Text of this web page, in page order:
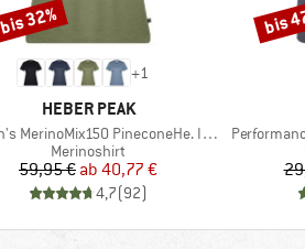
+1
MARKE
HEBER PEAK
MerinoMix150 PineconeHe. II T-Shirt
Produktgruppe
Merinoshirt
Preis
59,95 € reduzierter Preis
ab 40,77 €
4,7(92)
32%
Artikel
Rabatt
bis